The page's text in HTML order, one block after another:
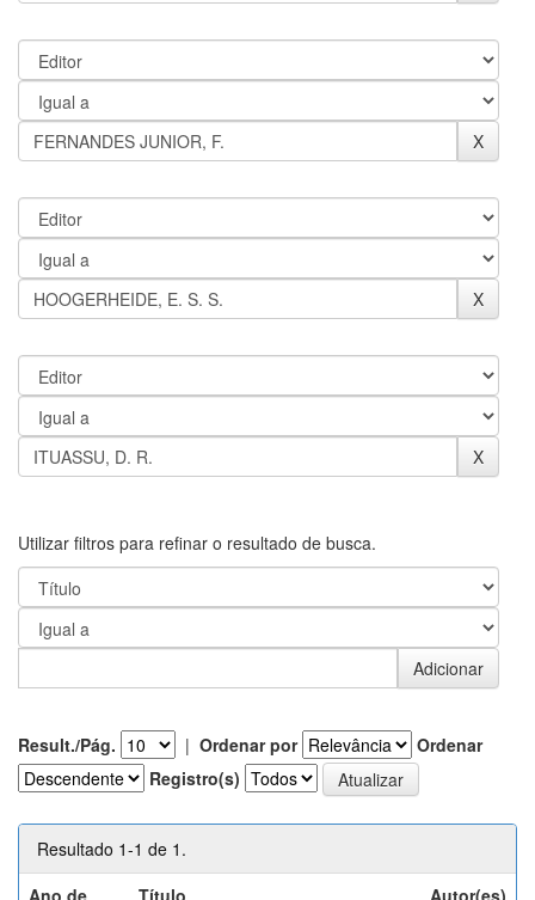
Utilizar filtros para refinar o resultado de busca.
Result./Pág. | Ordenar por
Ordenar
Registro(s)
Resultado 1-1 de 1.
Ano de
Título Autor(es)